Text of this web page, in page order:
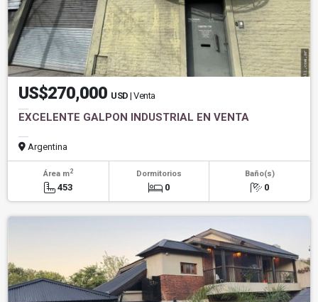
US$270,000 USD | Venta
EXCELENTE GALPON INDUSTRIAL EN VENTA
Argentina
Área m2
453
Dormitorios
0
Baño(s)
0